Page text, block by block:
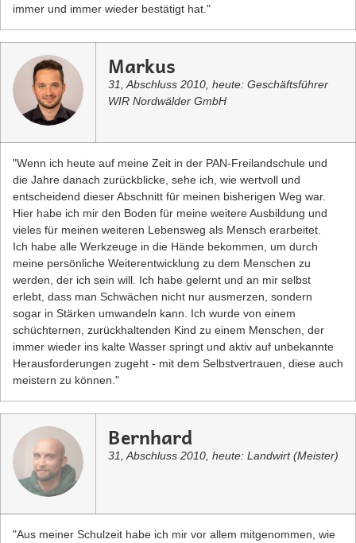
immer und immer wieder bestätigt hat."
Markus
31, Abschluss 2010, heute: Geschäftsführer
WIR Nordwälder GmbH
"Wenn ich heute auf meine Zeit in der PAN-Freilandschule und
die Jahre danach zurückblicke, sehe ich, wie wertvoll und
entscheidend dieser Abschnitt für meinen bisherigen Weg war.
Hier habe ich mir den Boden für meine weitere Ausbildung und
vieles für meinen weiteren Lebensweg als Mensch erarbeitet.
Ich habe alle Werkzeuge in die Hände bekommen, um durch
meine persönliche Weiterentwicklung zu dem Menschen zu
werden, der ich sein will. Ich habe gelernt und an mir selbst
erlebt, dass man Schwächen nicht nur ausmerzen, sondern
sogar in Stärken umwandeln kann. Ich wurde von einem
schüchternen, zurückhaltenden Kind zu einem Menschen, der
immer wieder ins kalte Wasser springt und aktiv auf unbekannte
Herausforderungen zugeht - mit dem Selbstvertrauen, diese auch
meistern zu können."
Bernhard
31, Abschluss 2010, heute: Landwirt (Meister)
"Aus meiner Schulzeit habe ich mir vor allem mitgenommen, wie